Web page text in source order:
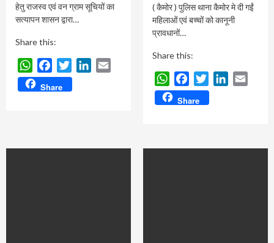
हेतु राजस्व एवं वन ग्राम सूचियों का
सत्यापन शासन द्वारा…
Share this:
WhatsAppFacebookTwitterLinkedIn
Share
( कैमोर ) पुलिस थाना कैमोर मे दी गईं
महिलाओं एवं बच्चों को कानूनी
प्रावधानों…
Share this:
WhatsAppFacebookTwitterLinkedIn
Share